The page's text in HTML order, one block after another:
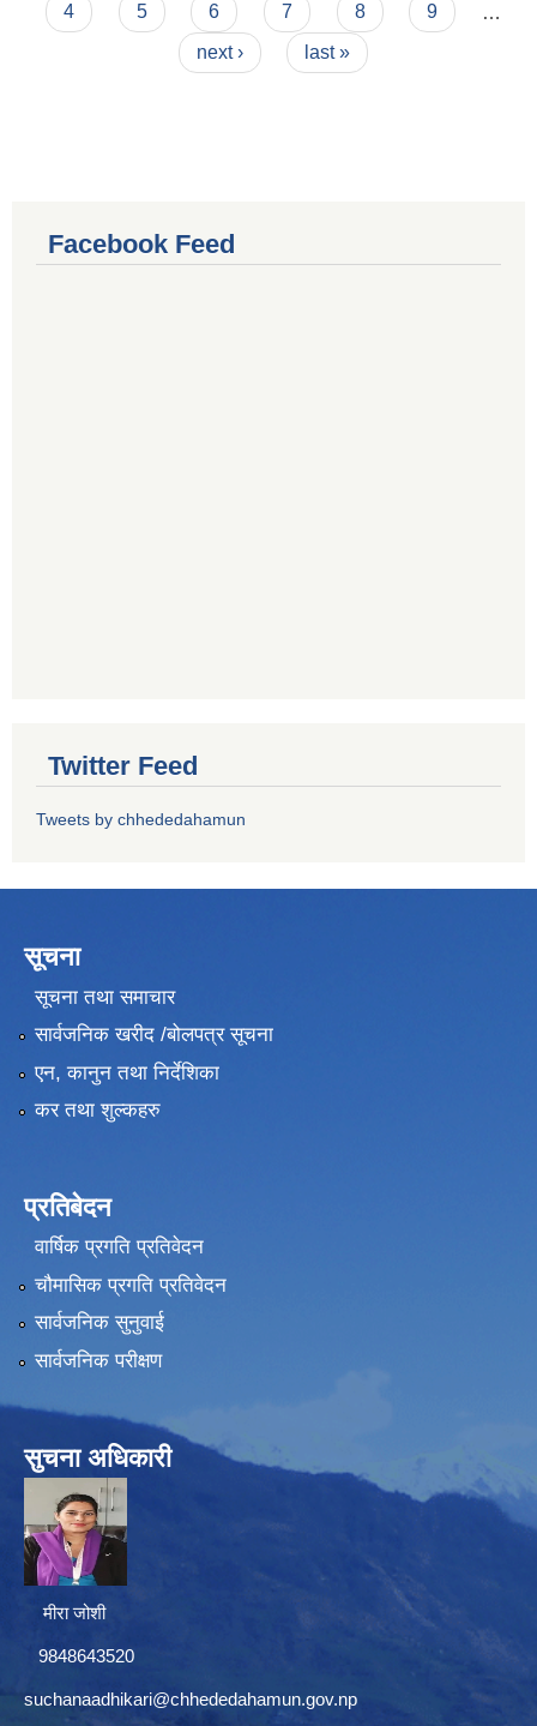
4
5 6 7 8 9
next ›
last »
Facebook Feed
Twitter Feed
Tweets by chhededahamun
सूचना
सूचना तथा समाचार
सार्वजनिक खरीद /बोलपत्र सूचना
एन, कानुन तथा निर्देशिका
कर तथा शुल्कहरु
प्रतिबेदन
वार्षिक प्रगति प्रतिवेदन
चौमासिक प्रगति प्रतिवेदन
सार्वजनिक सुनुवाई
सार्वजनिक परीक्षण
सुचना अधिकारी
मीरा जोशी
9848643520
suchanaadhikari@chhededahamun.gov.np